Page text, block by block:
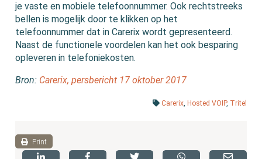
je vaste en mobiele telefoonnummer. Ook rechtstreeks
bellen is mogelijk door te klikken op het
telefoonnummer dat in Carerix wordt gepresenteerd.
Naast de functionele voordelen kan het ook besparing
opleveren in telefoniekosten.
Bron: Carerix, persbericht 17 oktober 2017
Carerix, Hosted VOIP, Tritel
Print